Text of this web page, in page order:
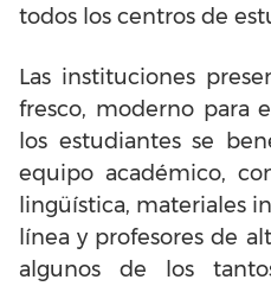
todos los centros de
Las instituciones
fresco, moderno para
los estudiantes se
equipo académico,
lingüística, materiales
línea y profesores de
algunos de los